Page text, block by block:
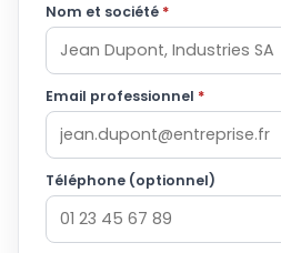
Nom et société *
Email professionnel *
Téléphone (optionnel)